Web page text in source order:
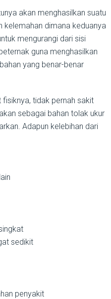
akan menghasilkan suatu
kelemahan dimana keduanya
mengurangi dari sisi
guna menghasilkan
yang benar-benar
tidak pernah sakit
sebagai bahan tolak ukur
Adapun kelebihan dari
sedikit
penyakit